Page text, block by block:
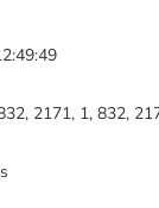
2171, 1, 832,